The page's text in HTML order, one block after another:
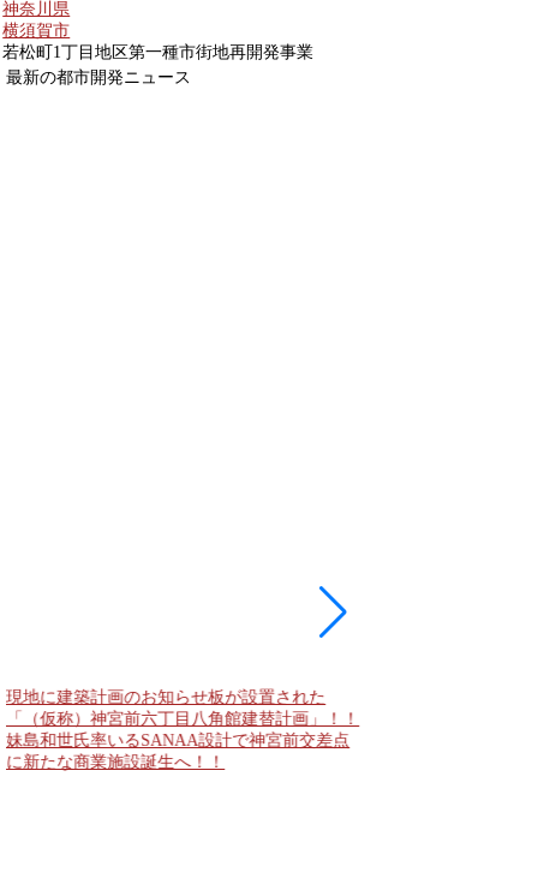
神奈川県
横須賀市
若松町1丁目地区第一種市街地再開発事業
最新の都市開発ニュース
現地に建築計画のお知らせ板が設置された
「（仮称）神宮前六丁目八角館建替計画」！！
妹島和世氏率いるSANAA設計で神宮前交差点
に新たな商業施設誕生へ！！